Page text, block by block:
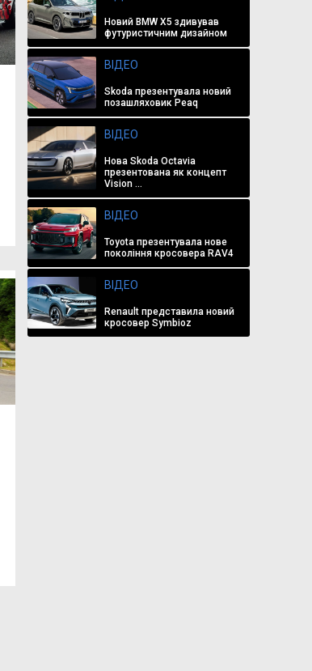
Новий BMW X5 здивував
футуристичним дизайном
ВІДЕО
Skoda презентувала новий
позашляховик Peaq
ВІДЕО
Нова Skoda Octavia
презентована як концепт
Vision ...
ВІДЕО
Toyota презентувала нове
покоління кросовера RAV4
ВІДЕО
Renault представила новий
кросовер Symbioz